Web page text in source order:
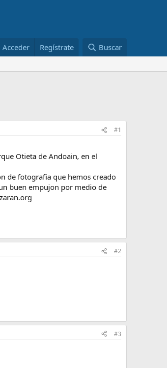
Acceder Regístrate Buscar
#1
Otieta de Andoain, en el
de fotografia que hemos creado
buen empujon por medio de
#2
#3